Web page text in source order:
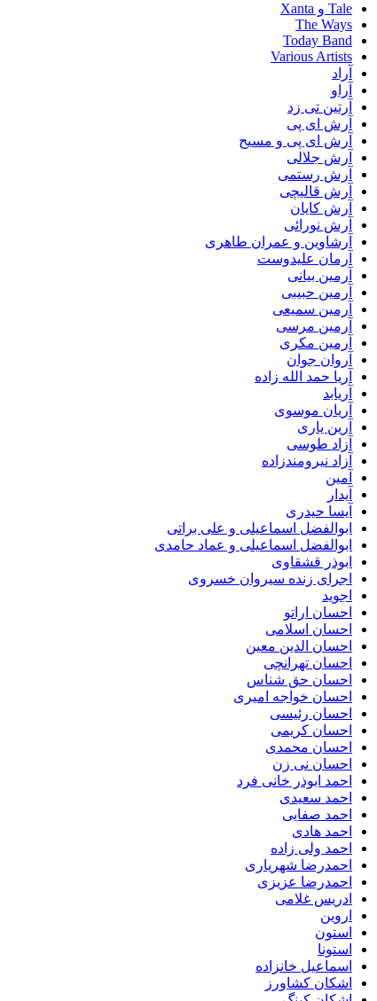
Tale و Xanta
The Ways
Today Band
Various Artists
آراد
آراو
آرتین تی زد
آرش ای پی
آرش ای پی و مسیح
آرش جلالی
آرش رستمی
آرش قالیچی
آرش کایان
آرش نورائی
آرشاوین و عمران طاهری
آرمان علیدوست
آرمین بیانی
آرمین حبیبی
آرمین سمیعی
آرمین مرسی
آرمین مکری
آروان جوان
آریا حمد الله زاده
آریابد
آریان موسوی
آرین یاری
آزاد طوسی
آزاد نیرومندزاده
آمین
آیدار
آیسا حیدری
ابوالفضل اسماعیلی و علی براتی
ابوالفضل اسماعیلی و عماد حامدی
ابوذر قشقاوی
اجرای زنده سیروان خسروی
اجوید
احسان اراتو
احسان اسلامی
احسان الدین معین
احسان تهرانچی
احسان حق شناس
احسان خواجه امیری
احسان رئیسی
احسان کریمی
احسان محمدی
احسان نی زن
احمد ابوذر خانی فرد
احمد سعیدی
احمد صفایی
احمد هادی
احمد ولی زاده
احمدرضا شهریاری
احمدرضا عزیزی
ادریس غلامی
اروین
استون
استونا
اسماعیل خانزاده
اشکان کشاورز